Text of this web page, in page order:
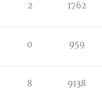
2 1762
0 959
8 9138